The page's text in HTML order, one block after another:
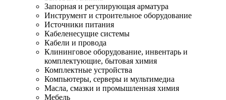
Запорная и регулирующая арматура
Инструмент и строительное оборудование
Источники питания
Кабеленесущие системы
Кабели и провода
Клининговое оборудование, инвентарь и
комплектующие, бытовая химия
Комплектные устройства
Компьютеры, серверы и мультимедиа
Масла, смазки и промышленная химия
Мебель